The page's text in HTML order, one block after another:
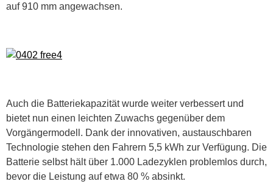
auf 910 mm angewachsen.
Auch die Batteriekapazität wurde weiter verbessert und
bietet nun einen leichten Zuwachs gegenüber dem
Vorgängermodell. Dank der innovativen, austauschbaren
Technologie stehen den Fahrern 5,5 kWh zur Verfügung. Die
Batterie selbst hält über 1.000 Ladezyklen problemlos durch,
bevor die Leistung auf etwa 80 % absinkt.